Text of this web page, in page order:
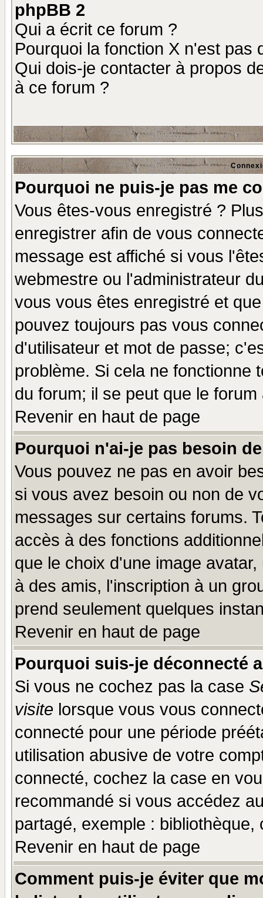
phpBB 2
Qui a écrit ce forum ?
Pourquoi la fonction X n'est pas
Qui dois-je contacter à propos
à ce forum ?
Pourquoi ne puis-je pas me
Vous êtes-vous enregistré ?
enregistrer afin de vous
message est affiché si vous
webmestre ou l'administrateur
vous vous êtes enregistré et
pouvez toujours pas vous
d'utilisateur et mot de passe;
problème. Si cela ne fonctionne
du forum; il se peut que le
Revenir en haut de page
Pourquoi n'ai-je pas besoin
Vous pouvez ne pas en avoir
si vous avez besoin ou non de
messages sur certains forums.
accès à des fonctions
que le choix d'une image
à des amis, l'inscription à un
prend seulement quelques
Revenir en haut de page
Pourquoi suis-je déconnecté
Si vous ne cochez pas la case
visite lorsque vous vous
connecté pour une période
utilisation abusive de votre
connecté, cochez la case en
recommandé si vous accédez
partagé, exemple :
Revenir en haut de page
Comment puis-je éviter que